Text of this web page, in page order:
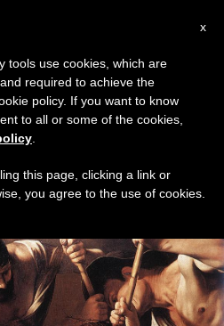
‘San
Bianco’
x
tools use cookies, which are
required to achieve the
policy. If you want to know
to all or some of the cookies,
this page, clicking a link or
you agree to the use of cookies.